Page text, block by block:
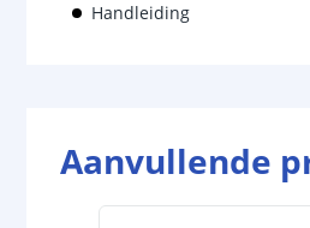
Handleiding
Aanvullende